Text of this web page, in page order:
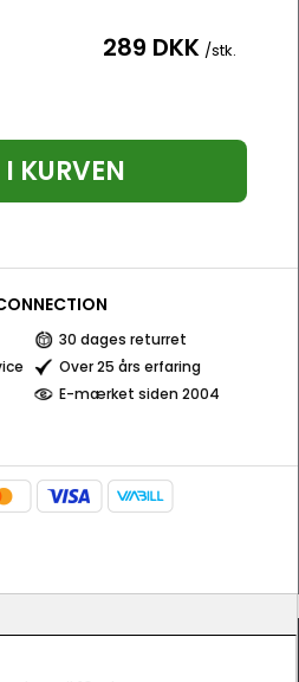
289 DKK /stk.
KURVEN
30 dages returret
Over 25 års erfaring
E-mærket siden 2004